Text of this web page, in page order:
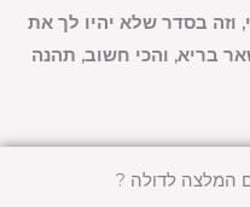
המלצה לדולה ?
וזה בסדר שלא יהיו לך את
בריא, והכי חשוב, תהנה